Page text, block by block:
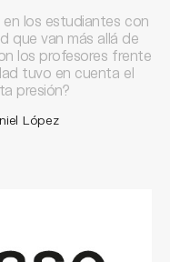
los estudiantes con
que van más allá de
los profesores frente
tuvo en cuenta el
presión?
López